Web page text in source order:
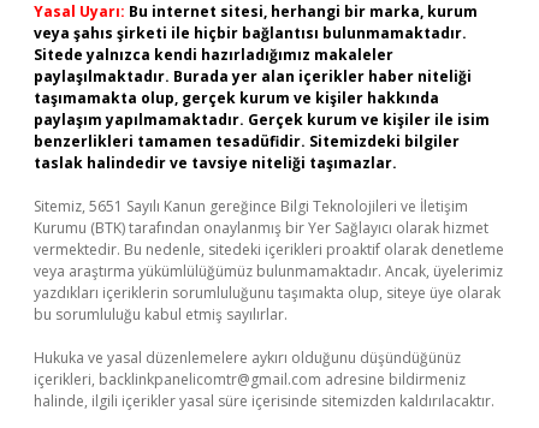
Yasal Uyarı: Bu internet sitesi, herhangi bir marka, kurum
veya şahıs şirketi ile hiçbir bağlantısı bulunmamaktadır.
Sitede yalnızca kendi hazırladığımız makaleler
paylaşılmaktadır. Burada yer alan içerikler haber niteliği
taşımamakta olup, gerçek kurum ve kişiler hakkında
paylaşım yapılmamaktadır. Gerçek kurum ve kişiler ile isim
benzerlikleri tamamen tesadüfidir. Sitemizdeki bilgiler
taslak halindedir ve tavsiye niteliği taşımazlar.
Sitemiz, 5651 Sayılı Kanun gereğince Bilgi Teknolojileri ve İletişim
Kurumu (BTK) tarafından onaylanmış bir Yer Sağlayıcı olarak hizmet
vermektedir. Bu nedenle, sitedeki içerikleri proaktif olarak denetleme
veya araştırma yükümlülüğümüz bulunmamaktadır. Ancak, üyelerimiz
yazdıkları içeriklerin sorumluluğunu taşımakta olup, siteye üye olarak
bu sorumluluğu kabul etmiş sayılırlar.
Hukuka ve yasal düzenlemelere aykırı olduğunu düşündüğünüz
içerikleri, backlinkpanelicomtr@gmail.com adresine bildirmeniz
halinde, ilgili içerikler yasal süre içerisinde sitemizden kaldırılacaktır.